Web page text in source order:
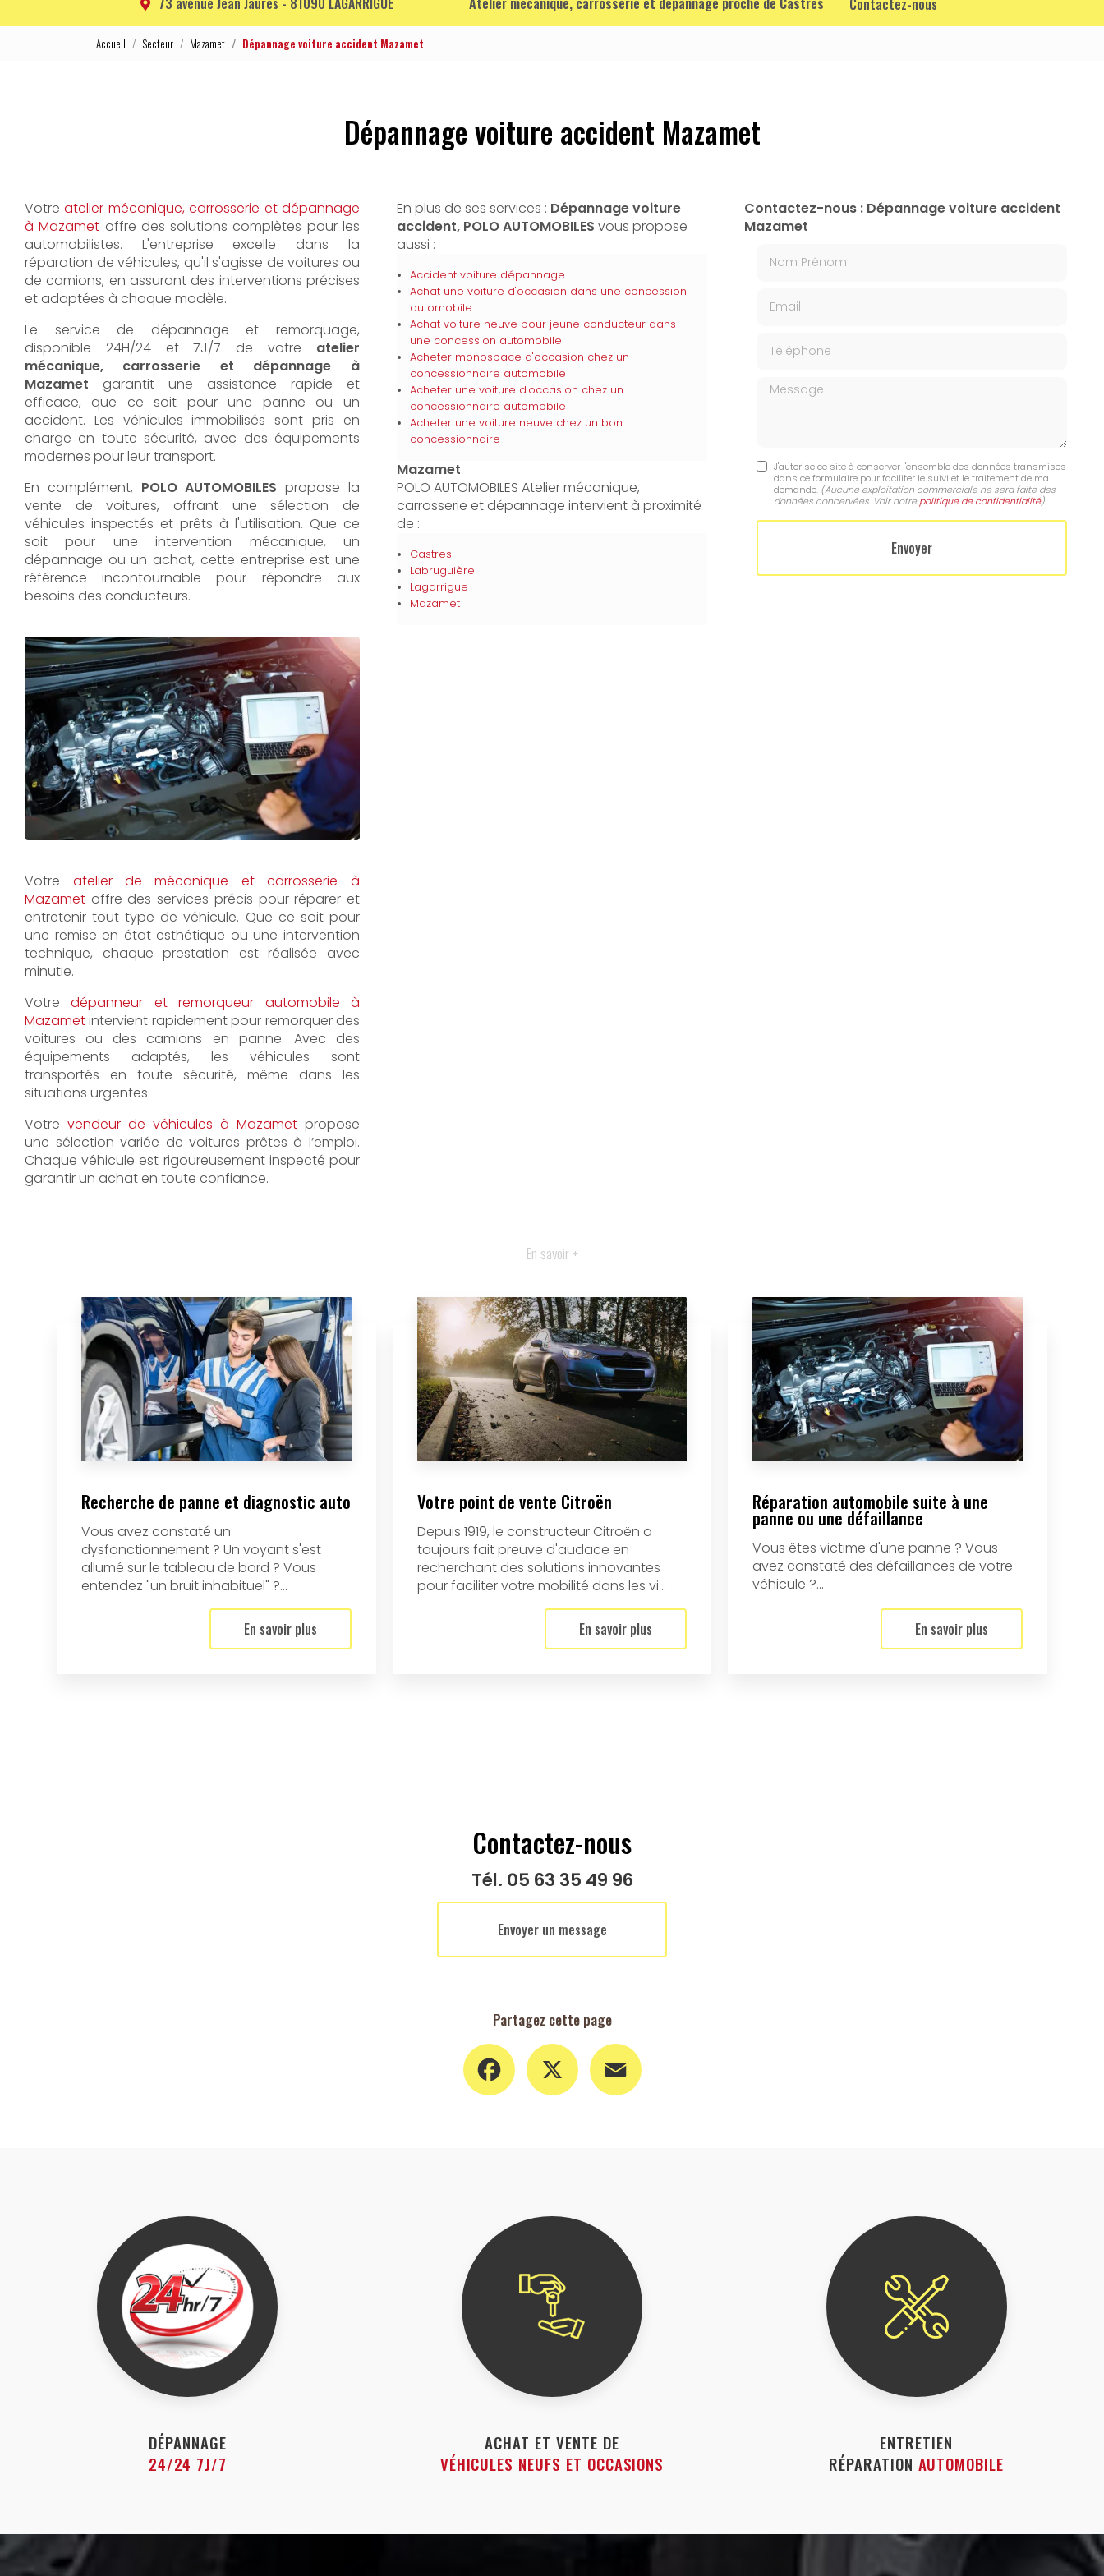
Contactez-nous
Accueil Secteur Mazamet Dépannage voiture accident Mazamet
Dépannage voiture accident Mazamet
Votreatelier mécanique, carrosserie et dépannage
à Mazamet offre des solutions complètes pour les
automobilistes. L'entreprise excelle dans la
réparation de véhicules, qu'il s'agisse de voitures ou
de camions, en assurant des interventions précises
et adaptées à chaque modèle.
Le service de dépannage et remorquage,
disponible 24H/24 et 7J/7 de votre atelier
mécanique, carrosserie et dépannage à
Mazamet garantit une assistance rapide et
efficace, que ce soit pour une panne ou un
accident. Les véhicules immobilisés sont pris en
charge en toute sécurité, avec des équipements
modernes pour leur transport.
En complément, POLO AUTOMOBILES propose la
vente de voitures, offrant une sélection de
véhicules inspectés et prêts à l'utilisation. Que ce
soit pour une intervention mécanique, un
dépannage ou un achat, cette entreprise est une
référence incontournable pour répondre aux
besoins des conducteurs.
Votre atelier de mécanique et carrosserie à
Mazamet offre des services précis pour réparer et
entretenir tout type de véhicule. Que ce soit pour
une remise en état esthétique ou une intervention
technique, chaque prestation est réalisée avec
minutie.
Votredépanneur et remorqueur automobile à
Mazametintervient rapidement pour remorquer des
voitures ou des camions en panne. Avec des
équipements adaptés, les véhicules sont
transportés en toute sécurité, même dans les
situations urgentes.
Votre vendeur de véhicules à Mazamet propose
une sélection variée de voitures prêtes à l’emploi.
Chaque véhicule est rigoureusement inspecté pour
garantir un achat en toute confiance.
En plus de ses services : Dépannage voiture
accident, POLO AUTOMOBILES vous propose
aussi :
Accident voiture dépannage
Achat une voiture d'occasion dans une concession
automobile
Achat voiture neuve pour jeune conducteur dans
une concession automobile
Acheter monospace d'occasion chez un
concessionnaire automobile
Acheter une voiture d'occasion chez un
concessionnaire automobile
Acheter une voiture neuve chez un bon
concessionnaire
Mazamet
POLO AUTOMOBILES Atelier mécanique,
carrosserie et dépannage intervient à proximité
de :
Castres
Labruguière
Lagarrigue
Mazamet
Contactez-nous : Dépannage voiture accident
Mazamet
Message
J'autorise ce site à conserver l'ensemble des données transmises
dans ce formulaire pour faciliter le suivi et le traitement de ma
demande. (Aucune exploitation commerciale ne sera faite des
données concervées. Voir notre politique de confidentialité)
En savoir +
Recherche de panne et diagnostic auto
Vous avez constaté un
dysfonctionnement ? Un voyant s'est
allumé sur le tableau de bord ? Vous
entendez "un bruit inhabituel" ?...
En savoir plus
Votre point de vente Citroën
Depuis 1919, le constructeur Citroën a
toujours fait preuve d'audace en
recherchant des solutions innovantes
pour faciliter votre mobilité dans les vi...
En savoir plus
Réparation automobile suite à une
panne ou une défaillance
Vous êtes victime d'une panne ? Vous
avez constaté des défaillances de votre
véhicule ?...
En savoir plus
Contactez-nous
Tél. 05 63 35 49 96
Envoyer un message
Partagez cette page
Facebook
DÉPANNAGE
24/24 7J/7
ACHAT ET VENTE DE
VÉHICULES NEUFS ET OCCASIONS
ENTRETIEN
RÉPARATION AUTOMOBILE